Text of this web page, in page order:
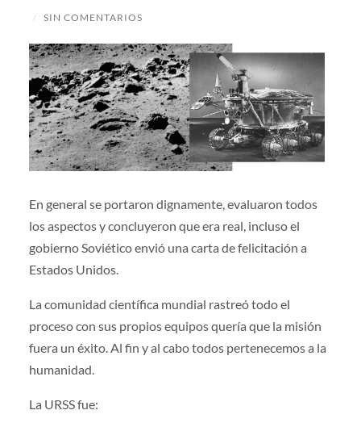
/ SIN COMENTARIOS
En general se portaron dignamente, evaluaron todos
los aspectos y concluyeron que era real, incluso el
gobierno Soviético envió una carta de felicitación a
Estados Unidos.
La comunidad científica mundial rastreó todo el
proceso con sus propios equipos quería que la misión
fuera un éxito. Al fin y al cabo todos pertenecemos a la
humanidad.
La URSS fue: